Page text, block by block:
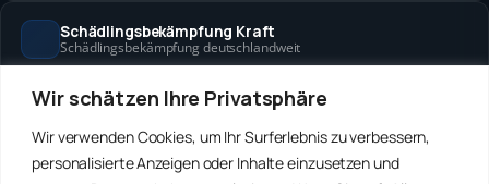
Wir schätzen Ihre Privatsphäre
Wir verwenden Cookies, um Ihr Surferlebnis zu verbessern,
personalisierte Anzeigen oder Inhalte einzusetzen und
Schädlingsbekämpfung Kraft
Schädlingsbekämpfung deutschlandweit
Hanse Objektservice